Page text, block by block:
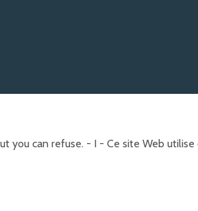
you can refuse. - I - Ce site Web